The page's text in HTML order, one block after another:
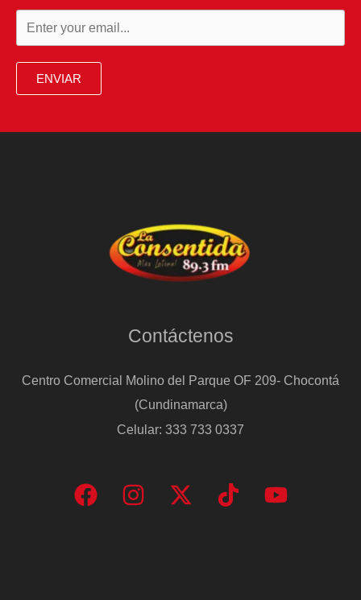
ENVIAR
Contáctenos
Centro Comercial Molino del Parque OF 209- Chocontá
(Cundinamarca)
Celular: 333 733 0337